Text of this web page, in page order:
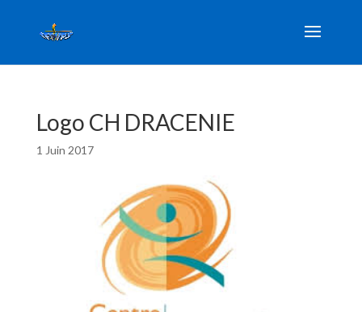
Logo CH DRACENIE
1 Juin 2017